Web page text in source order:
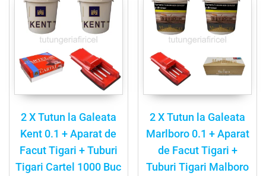
2 X Tutun la Galeata
Kent 0.1 + Aparat de
Facut Tigari + Tuburi
Tigari Cartel 1000 Buc
2 X Tutun la Galeata
Marlboro 0.1 + Aparat
de Facut Tigari +
Tuburi Tigari Malboro